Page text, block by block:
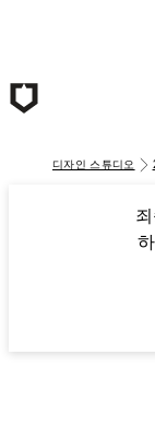
디자인 스튜디오